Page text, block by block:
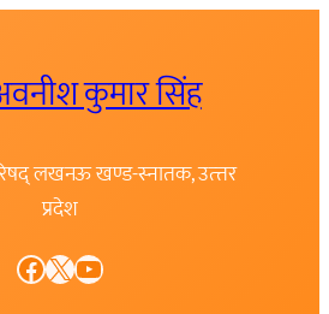
कुमार सिंह
लखनऊ खण्ड-स्नातक, उत्त्तर
प्रदेश
Facebook X YouTube